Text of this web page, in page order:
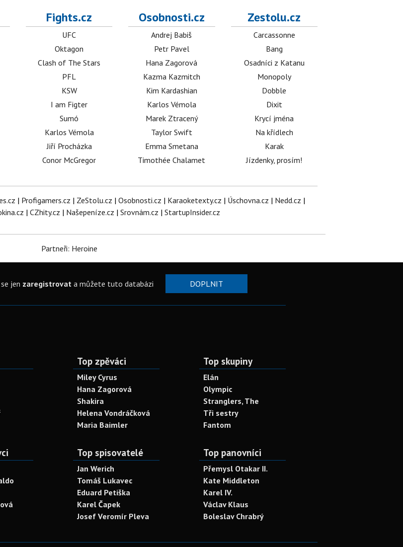
Fights.cz
UFC
Oktagon
Clash of The Stars
PFL
KSW
I am Figter
Sumó
Karlos Vémola
Jiří Procházka
Conor McGregor
Osobnosti.cz
Andrej Babiš
Petr Pavel
Hana Zagorová
Kazma Kazmitch
Kim Kardashian
Karlos Vémola
Marek Ztracený
Taylor Swift
Emma Smetana
Timothée Chalamet
Zestolu.cz
Carcassonne
Bang
Osadníci z Katanu
Monopoly
Dobble
Dixit
Krycí jména
Na křídlech
Karak
Jízdenky, prosím!
| Profigamers.cz | ZeStolu.cz | Osobnosti.cz | Karaoketexty.cz | Úschovna.cz | Nedd.cz |
| CZhity.cz | Našepeníze.cz | Srovnám.cz | StartupInsider.cz
Partneři: Heroine
jen zaregistrovata můžete tuto databázi DOPLNIT
Top zpěváci
Miley Cyrus
Hana Zagorová
Shakira
Helena Vondráčková
Maria Baimler
Top skupiny
Elán
Olympic
Stranglers, The
Tři sestry
Fantom
Top spisovatelé
Jan Werich
Tomáš Lukavec
Eduard Petiška
Karel Čapek
Josef Veromír Pleva
Top panovníci
Přemysl Otakar II.
Kate Middleton
Karel IV.
Václav Klaus
Boleslav Chrabrý